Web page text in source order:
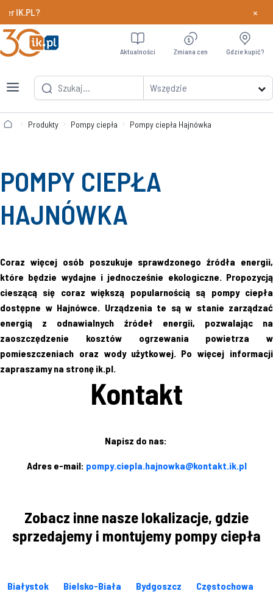
Chcesz szybciej odbierać nagrody w programieDowiedz
×
Wszędzie
Aktualności Zmiana cen Gdzie kupić?
Produkty Pompy ciepła Pompy ciepła Hajnówka
POMPY CIEPŁA
HAJNÓWKA
Coraz więcej osób poszukuje sprawdzonego źródła energii,
które będzie wydajne i jednocześnie ekologiczne. Propozycją
cieszącą się coraz większą popularnością są pompy ciepła
dostępne w Hajnówce. Urządzenia te są w stanie zarządzać
energią z odnawialnych źródeł energii, pozwalając na
zaoszczędzenie kosztów ogrzewania powietrza w
pomieszczeniach oraz wody użytkowej. Po więcej informacji
zapraszamy na stronę ik.pl.
Kontakt
Napisz do nas:
Adres e-mail: pompy.ciepla.hajnowka@kontakt.ik.pl
Zobacz inne nasze lokalizacje, gdzie
sprzedajemy i montujemy pompy ciepła
Białystok Bielsko-Biała Bydgoszcz
Częstochowa